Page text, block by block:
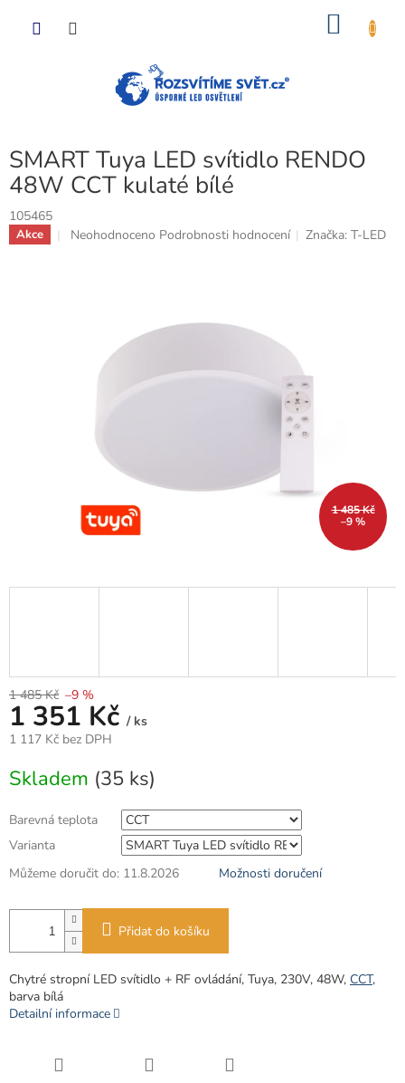
SMART Tuya LED svítidlo RENDO
48W CCT kulaté bílé
105465
Akce
Průměrné
hvězdiček.
Neohodnoceno Podrobnosti hodnocení Značka:T-LED
1 485 Kč
–9 %
1 485 Kč –9 %
1 351 Kč / ks
1 117 Kč bez DPH
cena:
Skladem (35 ks)
Barevná teplota
Varianta
Můžeme doručit do: 11.8.2026 Možnosti doručení
Přidat do košíku
Chytré stropní LED svítidlo + RF ovládání, Tuya, 230V, 48W, CCT,
barva bílá
Detailní informace